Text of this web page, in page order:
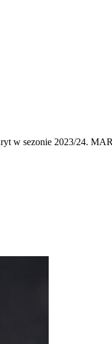
w sezonie 2023/24.